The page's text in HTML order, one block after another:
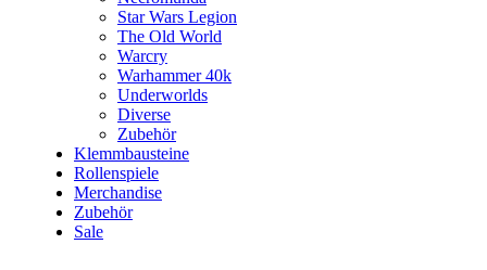
Star Wars Legion
The Old World
Warcry
Warhammer 40k
Underworlds
Diverse
Zubehör
Klemmbausteine
Rollenspiele
Merchandise
Zubehör
Sale